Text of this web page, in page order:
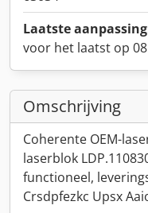
Laatste
voor het laatst op
Omschrijving
Coherente OEM-
laserblok
functioneel,
Crsdpfezkc Upsx